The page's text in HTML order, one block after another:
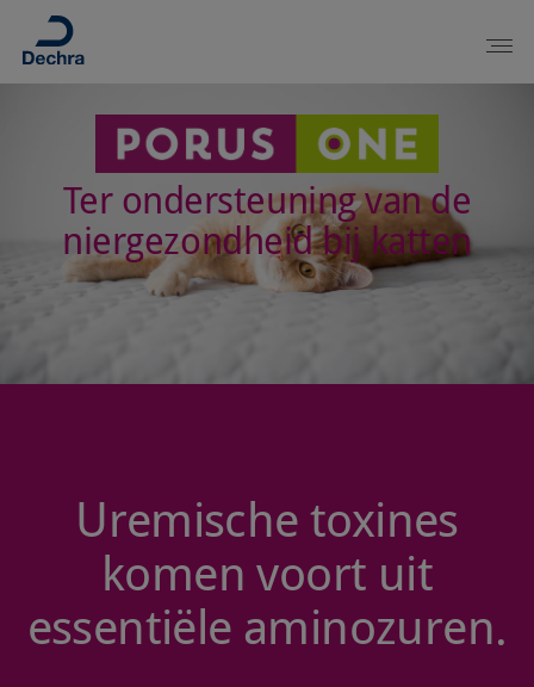
Ter ondersteuning van de
niergezondheid bij katten
Uremische toxines
komen voort uit
essentiële aminozuren.